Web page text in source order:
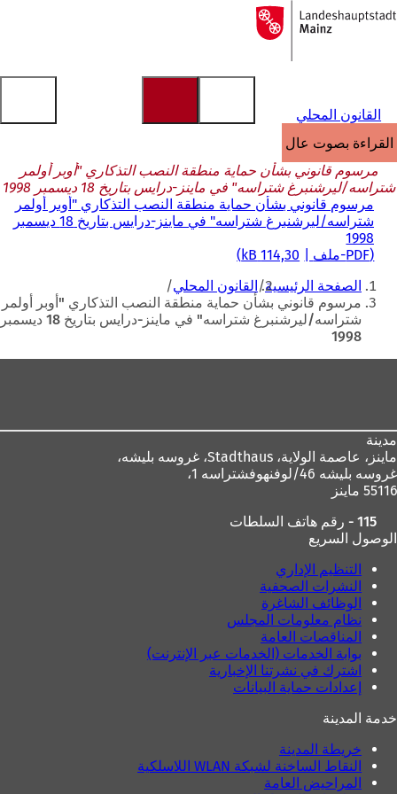
الانتقال إلى المحتوى
إلى
الصفحة
القانون المحلي
القراءة بصوت عالٍ
مرسوم قانوني بشأن حماية منطقة النصب التذكاري "أوبر أولمر
شتراسه/ليرشنبرغ شتراسه" في ماينز-درايس بتاريخ 18 ديسمبر 1998
مرسوم قانوني بشأن حماية منطقة النصب التذكاري "أوبر أولمر
شتراسه/ليرشنبرغ شتراسه" في ماينز-درايس بتاريخ 18 ديسمبر
1998
PDF-ملف 114,30 kB
أنت
هنا
الصفحة الرئيسية القانون المحلي
مرسوم قانوني بشأن حماية منطقة النصب التذكاري "أوبر أولمر
شتراسه/ليرشنبرغ شتراسه" في ماينز-درايس بتاريخ 18 ديسمبر
1998
مدينة
ماينز، عاصمة الولاية،
غروسه بليشه 46/لوفنهوفشتراسه 1،
55116 ماينز
115 - رقم هاتف السلطات
الوصول السريع
التنظيم الإداري
النشرات الصحفية
الوظائف الشاغرة
نظام معلومات المجلس
المناقصات العامة
بوابة الخدمات (الخدمات عبر الإنترنت)
اشترك في نشرتنا الإخبارية
إعدادات حماية البيانات
خدمة المدينة
خريطة المدينة
النقاط الساخنة لشبكة WLAN اللاسلكية
المراحيض العامة